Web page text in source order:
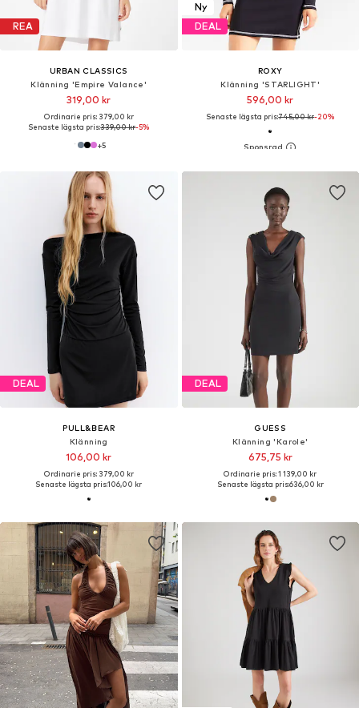
REA
URBAN CLASSICS
Klänning 'Empire Valance'
319,00 kr
Ordinarie pris: 379,00 kr
Senaste lägsta pris:339,00 kr-5%
+5
Ny
DEAL
ROXY
Klänning 'STARLIGHT'
596,00 kr
Senaste lägsta pris:745,00 kr-20%
DEAL
PULL&BEAR
Klänning
106,00 kr
Ordinarie pris: 379,00 kr
Senaste lägsta pris:106,00 kr
DEAL
GUESS
Klänning 'Karole'
675,75 kr
Ordinarie pris: 1 139,00 kr
Senaste lägsta pris:636,00 kr